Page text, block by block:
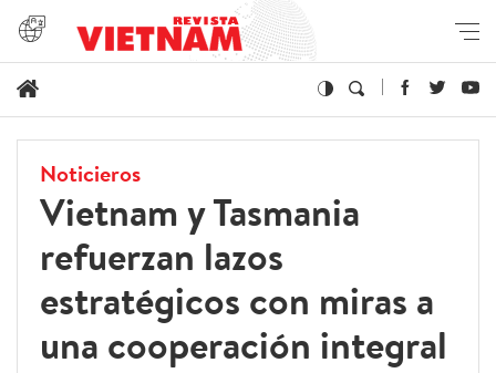
Noticieros
Vietnam y Tasmania
refuerzan lazos
estratégicos con miras a
una cooperación integral